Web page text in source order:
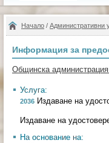
Начало / Административни
Информация за
Общинска
Услуга:
2036 Издаване на
Издаване на
На основание на: